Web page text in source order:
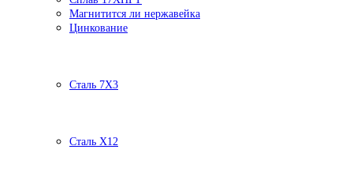
Магнитится ли нержавейка
Цинкование
Сталь 7Х3
Сталь Х12